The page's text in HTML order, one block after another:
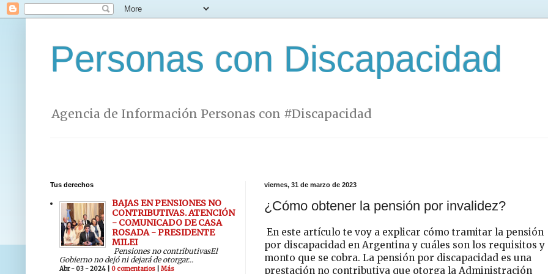
Personas con Discapacidad
Agencia de Información Personas con #Discapacidad
viernes, 31 de marzo de 2023
¿Cómo obtener la pensión por invalidez?
En este artículo te voy a explicar cómo tramitar la pensión
por discapacidad en Argentina y cuáles son los requisitos y
monto que se cobra. La pensión por discapacidad es una
prestación no contributiva que otorga la Administración
Tus derechos
BAJAS EN PENSIONES NO
CONTRIBUTIVAS. ATENCIÓN
- COMUNICADO DE CASA
ROSADA - PRESIDENTE
MILEI
Pensiones no contributivasEl
Gobierno no dejó ni dejará de otorgar...
Abr - 03 - 2024 | 0 comentarios Más